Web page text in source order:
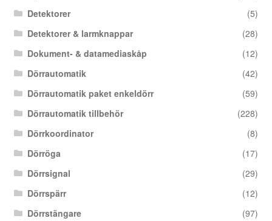
Detektorer
(5)
Detektorer & larmknappar
(28)
Dokument- & datamediaskåp
(12)
Dörrautomatik
(42)
Dörrautomatik paket enkeldörr
(59)
Dörrautomatik tillbehör
(228)
Dörrkoordinator
(8)
Dörröga
(17)
Dörrsignal
(29)
Dörrspärr
(12)
Dörrstängare
(97)